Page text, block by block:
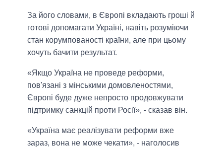
За його словами, в Європі вкладають гроші й
готові допомагати Україні, навіть розуміючи
стан корумпованості країни, але при цьому
хочуть бачити результат.
«Якщо Україна не проведе реформи,
пов'язані з мінськими домовленостями,
Європі буде дуже непросто продовжувати
підтримку санкцій проти Росії», - сказав він.
«Україна має реалізувати реформи вже
зараз, вона не може чекати», - наголосив